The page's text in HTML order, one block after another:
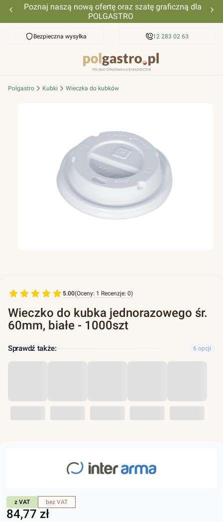
Poznaj naszą nową ofertę oraz szatę graficzną dla
POLGASTRO
Bezpieczna wysyłka Przyjazna pomoc
12 283 02 63
Polgastro Kubki Wieczka do kubków
5.00(Oceny: 1 Recenzje: 0)
Wieczko do kubka jednorazowego śr.
60mm, białe - 1000szt
Sprawdź także: 6 opcji
z VAT bez VAT
Cena
84,77 zł